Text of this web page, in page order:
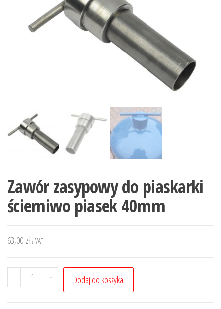
Zawór zasypowy do piaskarki
ścierniwo piasek 40mm
63,00 zł z VAT
-
ilość
Zawór
+ Dodaj do koszyka